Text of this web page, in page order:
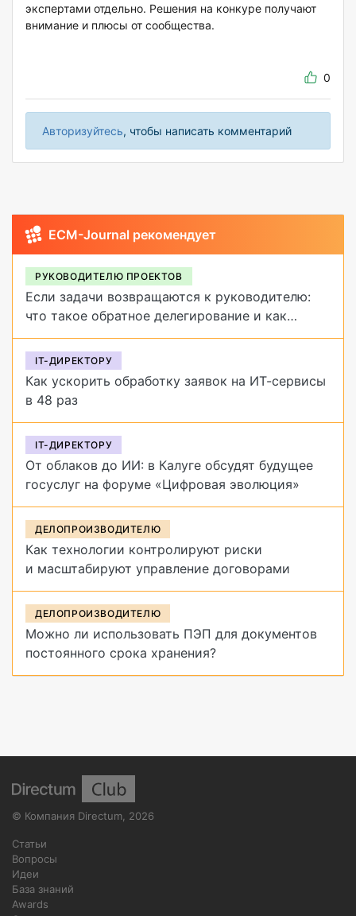
экспертами отдельно. Решения на конкуре получают
внимание и плюсы от сообщества.
0
Авторизуйтесь, чтобы написать комментарий
ECM-Journal рекомендует
РУКОВОДИТЕЛЮ ПРОЕКТОВ
Если задачи возвращаются к руководителю:
что такое обратное делегирование и как
от него избавиться
IT-ДИРЕКТОРУ
Как ускорить обработку заявок на ИТ-сервисы
в 48 раз
IT-ДИРЕКТОРУ
От облаков до ИИ: в Калуге обсудят будущее
госуслуг на форуме «Цифровая эволюция»
ДЕЛОПРОИЗВОДИТЕЛЮ
Как технологии контролируют риски
и масштабируют управление договорами
ДЕЛОПРОИЗВОДИТЕЛЮ
Можно ли использовать ПЭП для документов
постоянного срока хранения?
© Компания Directum 2026
Статьи
Вопросы
Идеи
База знаний
Awards